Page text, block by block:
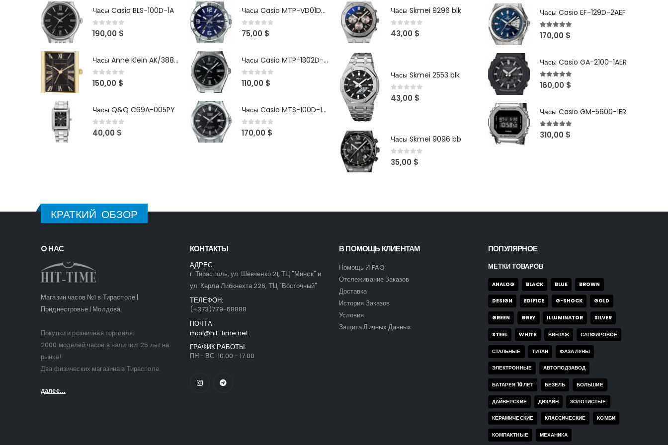
Часы Casio BLS-100D-1A
0out of 5
190,00 $
Часы Anne Klein AK/3882BKGB
0out of 5
150,00 $
Часы Q&Q C69A-005PY
0 out of 5
40,00 $
Часы Casio MTP-VD01D-2B
0out of 5
75,00 $
Часы Casio MTP-1302D-1A1VDF
0out of 5
110,00 $
Часы Casio MTS-100D-1AV
0out of 5
170,00 $
Часы Skmei 9296 blk
0 out of 5
43,00 $
Часы Skmei 2553 blk
0 out of 5
43,00 $
Часы Skmei 9096 bb
0out of 5
35,00 $
Часы Casio EF-129D-2AEF
5out of 5
170,00 $
Часы Casio GA-2100-1AER
5out of 5
160,00 $
Часы Casio GM-5600-1ER
5out of 5
310,00 $
КРАТКИЙ ОБЗОР
O НАС
Магазин часов №1 в Тирасполе |
Приднестровье | Молдова.
Покупки и розничная торговля.
2000 моделей часов в наличии! 25 лет на
рынке!
Два физических магазина в Тирасполе.
далее...
КОНТАКТЫ
АДРЕС:
г. Тирасполь, ул. Шевченко 21, ТЦ "Минск" и
ул. Карла Либкнехта 226, ТЦ "Восточный"
ТЕЛЕФОН:
(+373)779-68888
ПОЧТА:
mail@hit-time.net
ГРАФИК РАБОТЫ:
ПН - ВС: 10.00 - 17.00
В ПОМОЩЬ КЛИЕНТАМ
Помощь И FAQ
Отслеживание Заказов
Доставка
История Заказов
Условия
Защита Личных Данных
ПОПУЛЯРНОЕ
МЕТКИ ТОВАРОВ
ANALOG BLACK BLUE BROWN
DESIGN EDIFICE G-SHOCK GOLD
GREEN GREY ILLUMINATOR SILVER
STEEL WHITE ВИНТАЖ САПФИРОВОЕ
СТАЛЬНЫЕ ТИТАН ФАЗА ЛУНЫ
ЭЛЕКТРОННЫЕ АВТОПОДЗАВОД
БАТАРЕЯ 10 ЛЕТ БЕЗЕЛЬ БОЛЬШИЕ
ДАЙВЕРСКИЕ ДИЗАЙН ЗОЛОТИСТЫЕ
КЕРАМИЧЕСКИЕ КЛАССИЧЕСКИЕ КОМБИ
КОМПАКТНЫЕ МЕХАНИКА